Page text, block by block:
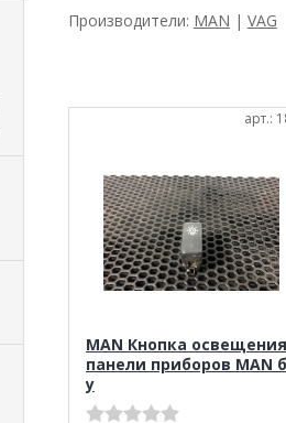
Производители: MAN | VAG
арт.:
MAN Кнопка освещения
панели приборов MAN
у